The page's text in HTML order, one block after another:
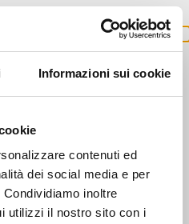
Informazioni sui cookie
contenuti ed
dei social media e per
inoltre
utilizzi il nostro sito con i